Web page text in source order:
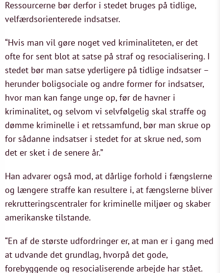
Ressourcerne bør derfor i stedet bruges på tidlige,
velfærdsorienterede indsatser.
“Hvis man vil gøre noget ved kriminaliteten, er det
ofte for sent blot at satse på straf og resocialisering. I
stedet bør man satse yderligere på tidlige indsatser –
herunder boligsociale og andre former for indsatser,
hvor man kan fange unge op, før de havner i
kriminalitet, og selvom vi selvfølgelig skal straffe og
dømme kriminelle i et retssamfund, bør man skrue op
for sådanne indsatser i stedet for at skrue ned, som
det er sket i de senere år.”
Han advarer også mod, at dårlige forhold i fængslerne
og længere straffe kan resultere i, at fængslerne bliver
rekrutteringscentraler for kriminelle miljøer og skaber
amerikanske tilstande.
“En af de største udfordringer er, at man er i gang med
at udvande det grundlag, hvorpå det gode,
forebyggende og resocialiserende arbejde har stået.